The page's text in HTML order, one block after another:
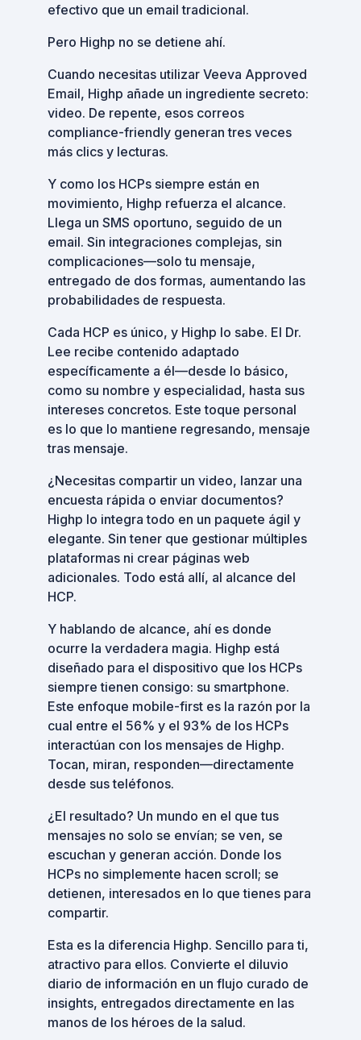
efectivo que un email tradicional.
Pero Highp no se detiene ahí.
Cuando necesitas utilizar Veeva Approved
Email, Highp añade un ingrediente secreto:
video. De repente, esos correos
compliance-friendly generan tres veces
más clics y lecturas.
Y como los HCPs siempre están en
movimiento, Highp refuerza el alcance.
Llega un SMS oportuno, seguido de un
email. Sin integraciones complejas, sin
complicaciones—solo tu mensaje,
entregado de dos formas, aumentando las
probabilidades de respuesta.
Cada HCP es único, y Highp lo sabe. El Dr.
Lee recibe contenido adaptado
específicamente a él—desde lo básico,
como su nombre y especialidad, hasta sus
intereses concretos. Este toque personal
es lo que lo mantiene regresando, mensaje
tras mensaje.
¿Necesitas compartir un video, lanzar una
encuesta rápida o enviar documentos?
Highp lo integra todo en un paquete ágil y
elegante. Sin tener que gestionar múltiples
plataformas ni crear páginas web
adicionales. Todo está allí, al alcance del
HCP.
Y hablando de alcance, ahí es donde
ocurre la verdadera magia. Highp está
diseñado para el dispositivo que los HCPs
siempre tienen consigo: su smartphone.
Este enfoque mobile-first es la razón por la
cual entre el 56% y el 93% de los HCPs
interactúan con los mensajes de Highp.
Tocan, miran, responden—directamente
desde sus teléfonos.
¿El resultado? Un mundo en el que tus
mensajes no solo se envían; se ven, se
escuchan y generan acción. Donde los
HCPs no simplemente hacen scroll; se
detienen, interesados en lo que tienes para
compartir.
Esta es la diferencia Highp. Sencillo para ti,
atractivo para ellos. Convierte el diluvio
diario de información en un flujo curado de
insights, entregados directamente en las
manos de los héroes de la salud.